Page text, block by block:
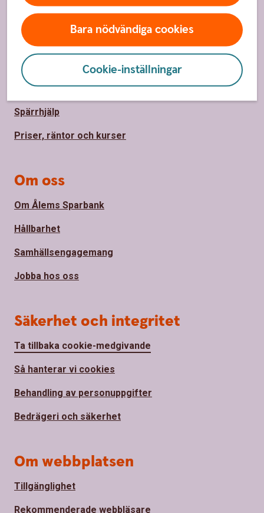
Bara nödvändiga cookies
Cookie-inställningar
Sidfot
Hitta snabbt
Bli kund
Kontakta oss
Kontor och öppettider
Spärrhjälp
Priser, räntor och kurser
Om oss
Om Ålems Sparbank
Hållbarhet
Samhällsengagemang
Jobba hos oss
Säkerhet och integritet
Ta tillbaka cookie-medgivande
Så hanterar vi cookies
Behandling av personuppgifter
Bedrägeri och säkerhet
Om webbplatsen
Tillgänglighet
Rekommenderade webbläsare